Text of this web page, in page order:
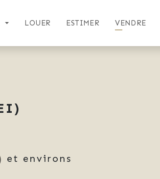
LOUER ESTIMER VENDRE
et environs